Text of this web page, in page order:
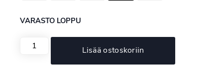
VARASTO LOPPU
Lisää ostoskoriin